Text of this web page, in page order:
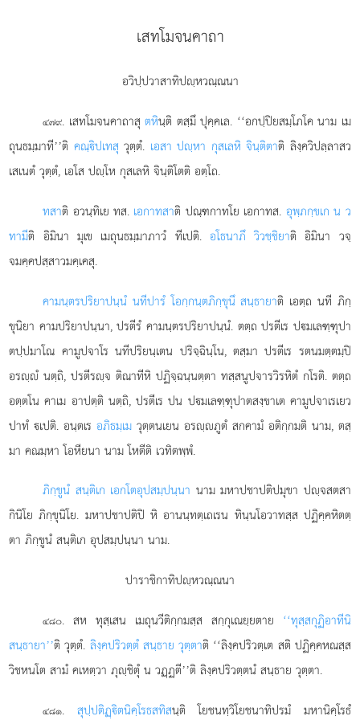
เสทโมจนคาถา
อวิปฺปวาสาทิปฺหวณฺณนา
๔๗๙. เสทโมจนคาถาสุตหินฺติ ตสฺมึ ปุคฺคเล. ‘‘อกปฺปิยสมฺโภโค นาม เม
ถุนธมฺมาที’’ติ คณฺิปเทสุ วุตฺตํ. เอสา ปฺหา กุสเลหิ จินฺติตาติ ลิงฺควิปลฺลาสว
เสเนตํ วุตฺตํ, เอโส ปฺโห กุสเลหิ จินฺติโตติ อตฺโถ.
ทสาติ อวนฺทิเย ทส. เอกาทสาติ ปณฺฑกาทโย เอกาทส. อุพฺภกฺขเก น ว
ทามีติ อิมินา มุเข เมถุนธมฺมาภาวํ ทีเปติ. อโธนาภึ วิวชฺชิยาติ อิมินา วจฺ
จมคฺคปสฺสาวมคฺเคสุ.
คามนฺตรปริยาปนฺนํ นทีปารํ โอกฺกนฺตภิกฺขุนึ สนฺธายาติ เอตฺถ นที ภิกฺ
ขุนิยา คามปริยาปนฺนา, ปรตีรํ คามนฺตรปริยาปนฺนํ. ตตฺถ ปรตีเร ปมเลฑฺฑุปา
ตปฺปมาโณ คามูปจาโร นทีปริยนฺเตน ปริจฺฉินฺโน, ตสฺมา ปรตีเร รตนมตฺตมฺปิ
อรฺํ นตฺถิ, ปรตีรฺจ ติณาทีหิ ปฏิจฺฉนฺนตฺตา ทสฺสนูปจารวิรหิตํ กโรติ. ตตฺถ
อตฺตโน คาเม อาปตฺติ นตฺถิ, ปรตีเร ปน ปมเลฑฺฑุปาตสงฺขาเต คามูปจาเรเยว
ปาทํ เปติ. อนฺตเรอภิธมฺเม วุตฺตนเยน อรฺภูตํ สกคามํ อติกฺกมติ นาม, ตสฺ
มา คณมฺหา โอหียนา นาม โหตีติ เวทิตพฺพํ.
ภิกฺขูนํ สนฺติเก เอกโตอุปสมฺปนฺนา นาม มหาปชาปติปมุขา ปฺจสตสา
กินิโย ภิกฺขุนิโย. มหาปชาปติปิ หิ อานนฺทตฺเถเรน ทินฺนโอวาทสฺส ปฏิคฺคหิตตฺ
ตา ภิกฺขูนํ สนฺติเก อุปสมฺปนฺนา นาม.
ปาราชิกาทิปฺหวณฺณนา
๔๘๐. สห ทุสฺเสน เมถุนวีติกฺกมสฺส สกฺกุเณยฺยตาย ‘‘ทุสฺสกุฏิอาทีนิ
สนฺธายา’’ติ วุตฺตํ. ลิงฺคปริวตฺตํ สนฺธาย วุตฺตาติ ‘‘ลิงฺคปริวตฺเต สติ ปฏิคฺคหณสฺส
วิชหนโต สามํ คเหตฺวา ภุฺชิตุํ น วฏฺฏตี’’ติ ลิงฺคปริวตฺตนํ สนฺธาย วุตฺตา.
๔๘๑. สุปฺปติฏฺิตนิคฺโรธสทิสนฺติ โยชนทฺวิโยชนาทิปรมํ มหานิคฺโรธํ